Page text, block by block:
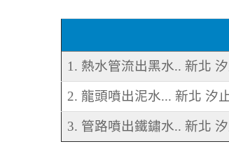
1. 熱水管流出黑水.. 新北
2. 龍頭噴出泥水... 新北 汐
3. 管路噴出鐵鏽水.. 新北